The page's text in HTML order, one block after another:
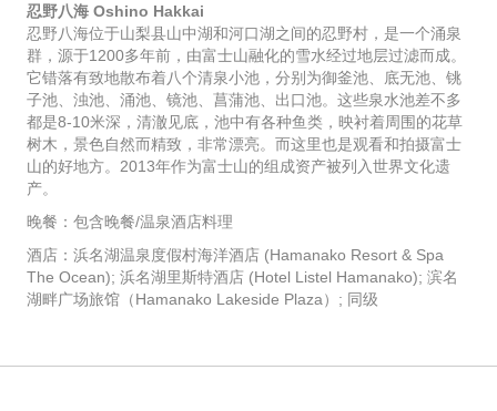
忍野八海 Oshino Hakkai
忍野八海位于山梨县山中湖和河口湖之间的忍野村，是一个涌泉
群，源于1200多年前，由富士山融化的雪水经过地层过滤而成。
它错落有致地散布着八个清泉小池，分别为御釜池、底无池、铫
子池、浊池、涌池、镜池、菖蒲池、出口池。这些泉水池差不多
都是8-10米深，清澈见底，池中有各种鱼类，映衬着周围的花草
树木，景色自然而精致，非常漂亮。而这里也是观看和拍摄富士
山的好地方。2013年作为富士山的组成资产被列入世界文化遗
产。
晚餐：包含晚餐/温泉酒店料理
酒店：浜名湖温泉度假村海洋酒店 (Hamanako Resort & Spa
The Ocean); 浜名湖里斯特酒店 (Hotel Listel Hamanako); 滨名
湖畔广场旅馆（Hamanako Lakeside Plaza）; 同级